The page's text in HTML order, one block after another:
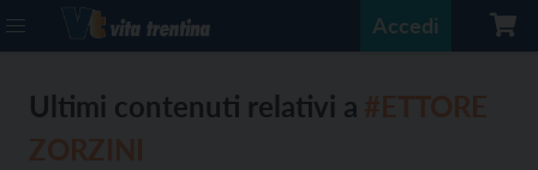
Accedi
Ultimi contenuti relativi a